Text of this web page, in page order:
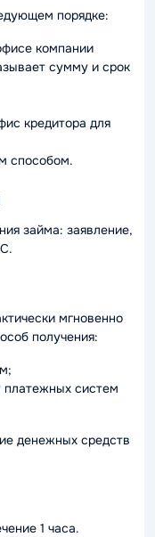
порядке:
компании
сумму и срок
кредитора для
способом.
займа: заявление,
мгновенно
получения:
платежных систем
денежных средств
1 часа.